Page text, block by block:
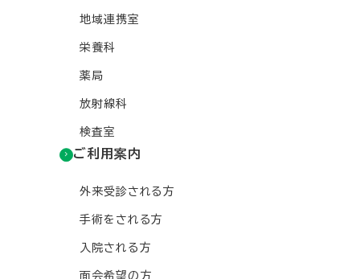
地域連携室
栄養科
薬局
放射線科
検査室
ご利用案内
外来受診される方
手術をされる方
入院される方
面会希望の方